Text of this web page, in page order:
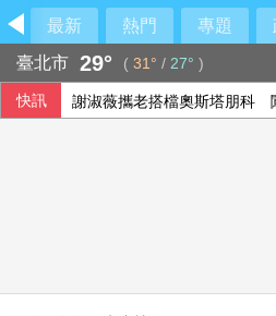
最新 熱門 專題
臺北市 29° ( 31° / 27° )
快訊 謝淑薇攜老搭檔奧斯塔朋科